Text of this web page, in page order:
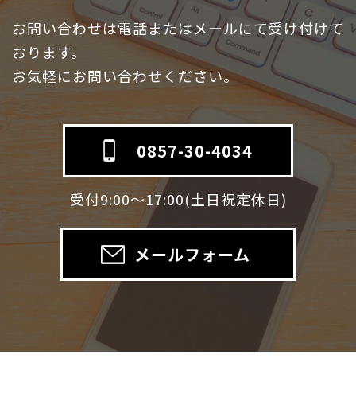
お問い合わせは電話またはメールにて受け付けて
おります。
お気軽にお問い合わせください。
0857-30-4034
受付9:00～17:00(土日祝定休日)
メールフォーム